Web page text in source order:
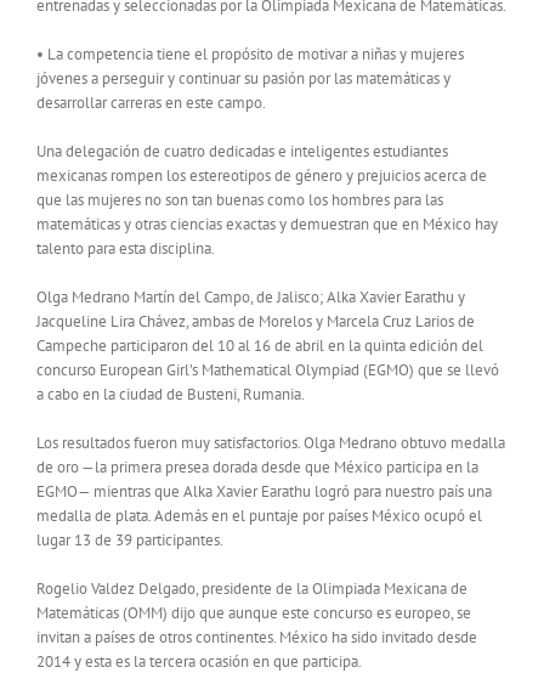
entrenadas y seleccionadas por la Olimpiada Mexicana de Matemáticas.
• La competencia tiene el propósito de motivar a niñas y mujeres
jóvenes a perseguir y continuar su pasión por las matemáticas y
desarrollar carreras en este campo.
Una delegación de cuatro dedicadas e inteligentes estudiantes
mexicanas rompen los estereotipos de género y prejuicios acerca de
que las mujeres no son tan buenas como los hombres para las
matemáticas y otras ciencias exactas y demuestran que en México hay
talento para esta disciplina.
Olga Medrano Martín del Campo, de Jalisco; Alka Xavier Earathu y
Jacqueline Lira Chávez, ambas de Morelos y Marcela Cruz Larios de
Campeche participaron del 10 al 16 de abril en la quinta edición del
concurso European Girl’s Mathematical Olympiad (EGMO) que se llevó
a cabo en la ciudad de Busteni, Rumania.
Los resultados fueron muy satisfactorios. Olga Medrano obtuvo medalla
de oro —la primera presea dorada desde que México participa en la
EGMO— mientras que Alka Xavier Earathu logró para nuestro país una
medalla de plata. Además en el puntaje por países México ocupó el
lugar 13 de 39 participantes.
Rogelio Valdez Delgado, presidente de la Olimpiada Mexicana de
Matemáticas (OMM) dijo que aunque este concurso es europeo, se
invitan a países de otros continentes. México ha sido invitado desde
2014 y esta es la tercera ocasión en que participa.